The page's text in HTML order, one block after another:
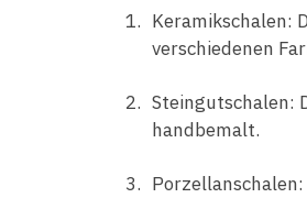
Keramikschalen:
verschiedenen
Steingutschalen:
handbemalt.